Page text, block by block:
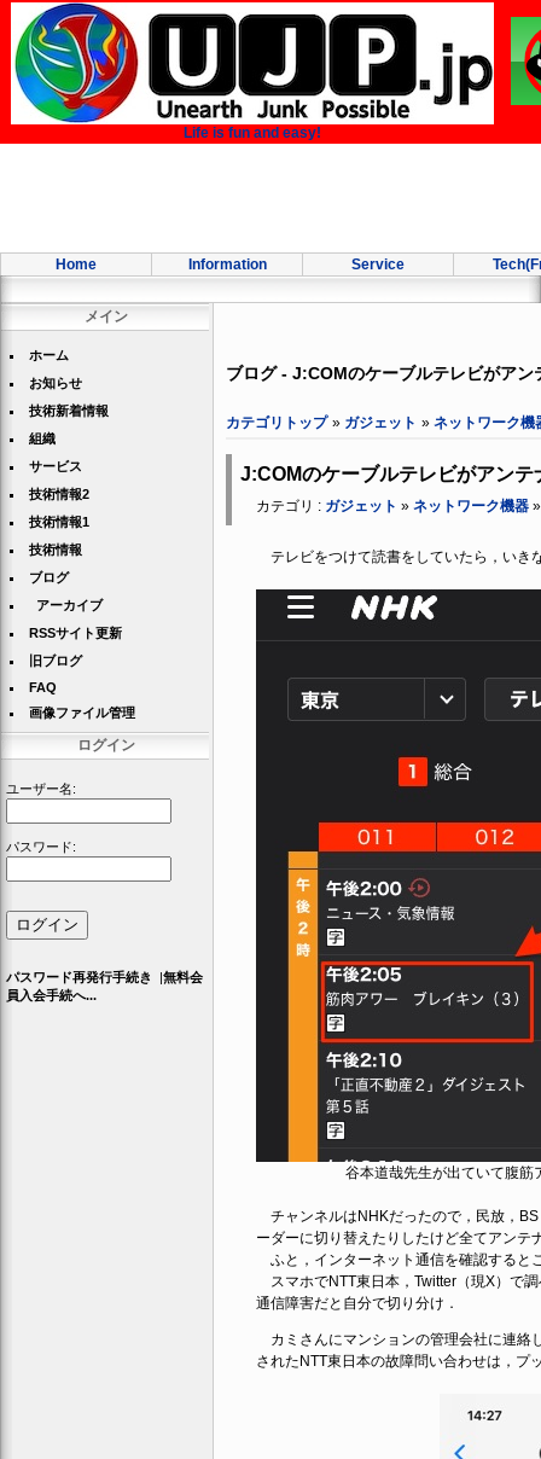
Life is fun and easy!
Home Information Service
メイン
ホーム
お知らせ
技術新着情報
組織
サービス
技術情報2
技術情報1
技術情報
ブログ
アーカイブ
RSSサイト更新
旧ブログ
FAQ
画像ファイル管理
ログイン
ユーザー名:
パスワード:
パスワード再発行手続き |無料会
員入会手続へ...
ブログ - J:COMのケーブルテレビがア
カテゴリトップ » ガジェット »ネットワーク機
J:COMのケーブルテレビがアン
カテゴリ : ガジェット » ネットワーク機器
テレビをつけて読書をしていたら，いき
谷本道哉先生が出ていて腹筋
チャンネルはNHKだったので，民放，
ーダーに切り替えたりしたけど全てアンテ
ふと，インターネット通信を確認すると
スマホでNTT東日本，Twitter（現X）で
通信障害だと自分で切り分け．
カミさんにマンションの管理会社に連絡
されたNTT東日本の故障問い合わせは，プ